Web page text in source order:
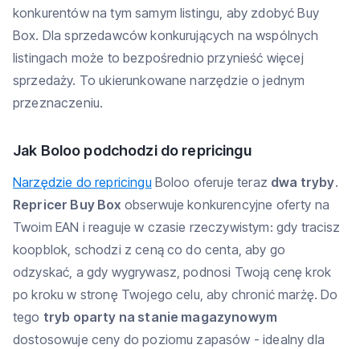
konkurentów na tym samym listingu, aby zdobyć Buy
Box. Dla sprzedawców konkurujących na wspólnych
listingach może to bezpośrednio przynieść więcej
sprzedaży. To ukierunkowane narzędzie o jednym
przeznaczeniu.
Jak Boloo podchodzi do repricingu
Narzędzie do repricingu Boloo oferuje teraz dwa tryby.
Repricer Buy Box obserwuje konkurencyjne oferty na
Twoim EAN i reaguje w czasie rzeczywistym: gdy tracisz
koopblok, schodzi z ceną co do centa, aby go
odzyskać, a gdy wygrywasz, podnosi Twoją cenę krok
po kroku w stronę Twojego celu, aby chronić marżę. Do
tego tryb oparty na stanie magazynowym
dostosowuje ceny do poziomu zapasów - idealny dla